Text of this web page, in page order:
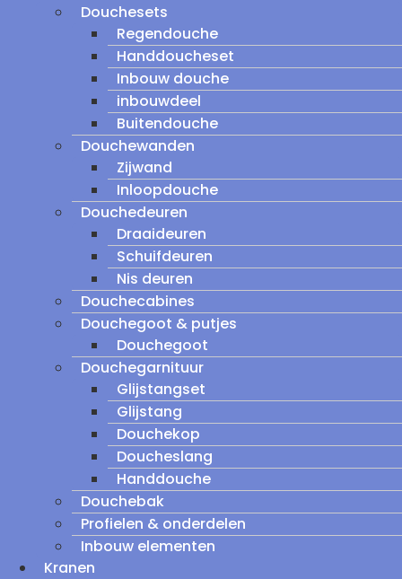
Douchesets
Regendouche
Handdoucheset
Inbouw douche
inbouwdeel
Buitendouche
Douchewanden
Zijwand
Inloopdouche
Douchedeuren
Draaideuren
Schuifdeuren
Nis deuren
Douchecabines
Douchegoot & putjes
Douchegoot
Douchegarnituur
Glijstangset
Glijstang
Douchekop
Doucheslang
Handdouche
Douchebak
Profielen & onderdelen
Inbouw elementen
Kranen